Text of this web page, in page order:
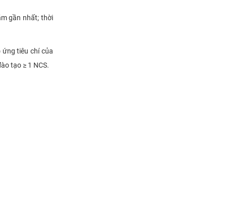
gần nhất; thời
ứng tiêu chí của
tạo ≥ 1 NCS.